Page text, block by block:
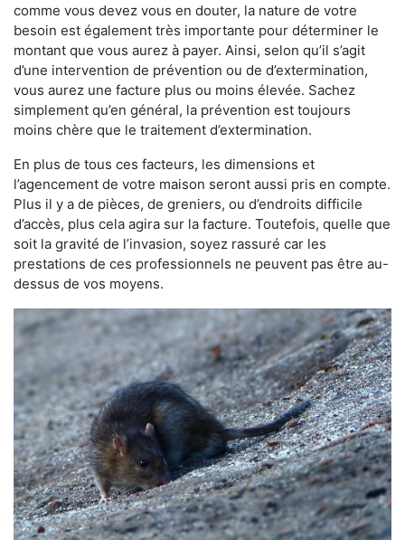
comme vous devez vous en douter, la nature de votre
besoin est également très importante pour déterminer le
montant que vous aurez à payer. Ainsi, selon qu’il s’agit
d’une intervention de prévention ou de d’extermination,
vous aurez une facture plus ou moins élevée. Sachez
simplement qu’en général, la prévention est toujours
moins chère que le traitement d’extermination.
En plus de tous ces facteurs, les dimensions et
l’agencement de votre maison seront aussi pris en compte.
Plus il y a de pièces, de greniers, ou d’endroits difficile
d’accès, plus cela agira sur la facture. Toutefois, quelle que
soit la gravité de l’invasion, soyez rassuré car les
prestations de ces professionnels ne peuvent pas être au-
dessus de vos moyens.